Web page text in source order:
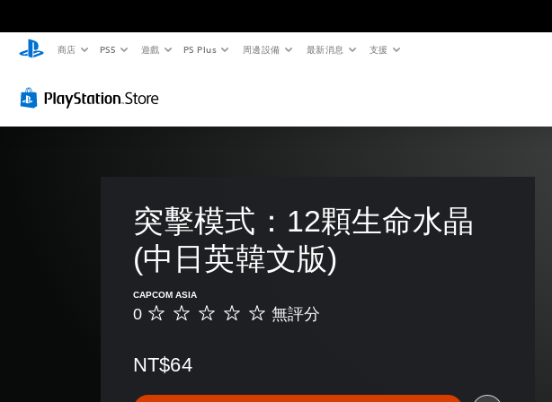
商店 PS5 遊戲 PS Plus 周邊設備 最新消息 支援
突擊模式：12顆生命水晶
(中日英韓文版)
CAPCOM ASIA
無
0 無評分
NT$64